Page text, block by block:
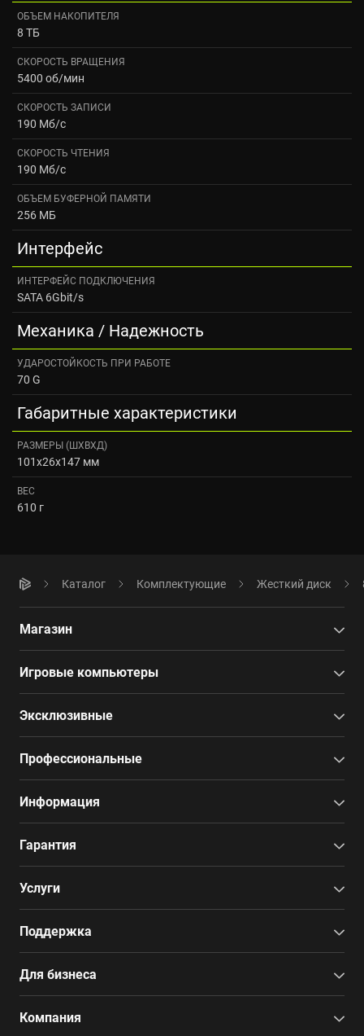
ОБЪЕМ НАКОПИТЕЛЯ
8 ТБ
СКОРОСТЬ ВРАЩЕНИЯ
5400 об/мин
СКОРОСТЬ ЗАПИСИ
190 Мб/с
СКОРОСТЬ ЧТЕНИЯ
190 Мб/с
ОБЪЕМ БУФЕРНОЙ ПАМЯТИ
256 МБ
Интерфейс
ИНТЕРФЕЙС ПОДКЛЮЧЕНИЯ
SATA 6Gbit/s
Механика / Надежность
УДАРОСТОЙКОСТЬ ПРИ РАБОТЕ
70 G
Габаритные характеристики
РАЗМЕРЫ (ШXВXД)
101x26x147 мм
ВЕС
610 г
Каталог Комплектующие Жесткий диск
Магазин
Игровые компьютеры
Эксклюзивные
Профессиональные
Информация
Гарантия
Услуги
Поддержка
Для бизнеса
Компания